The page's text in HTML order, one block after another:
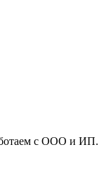
с ООО и ИП.